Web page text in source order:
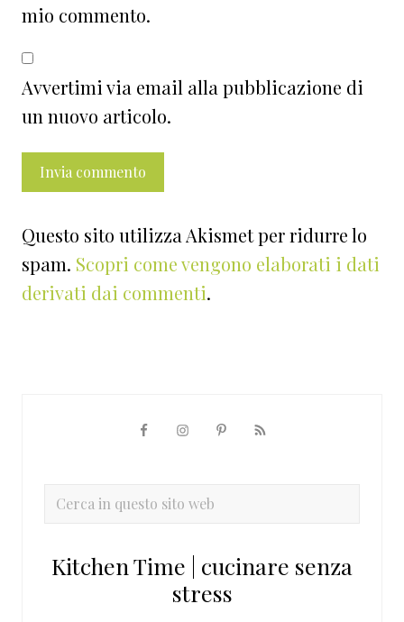
mio commento.
Avvertimi via email alla pubblicazione di
un nuovo articolo.
Questo sito utilizza Akismet per ridurre lo
spam. Scopri come vengono elaborati i dati
derivati dai commenti.
primaria
Cerca
sito
Kitchen Time | cucinare senza
stress